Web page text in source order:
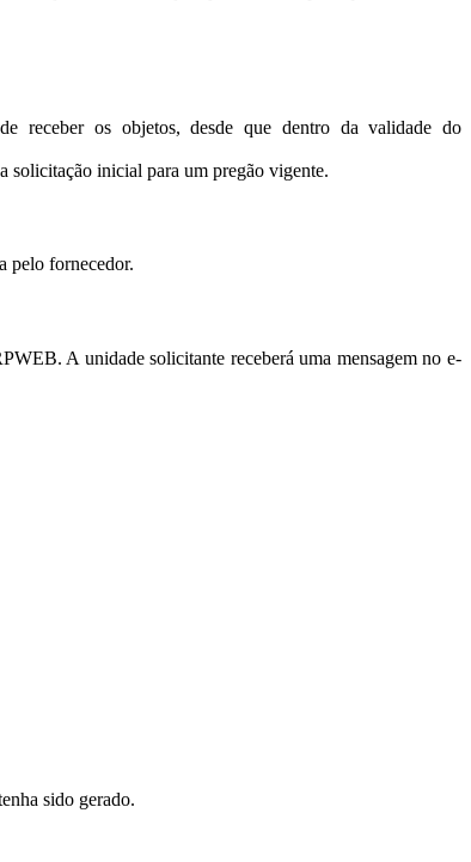
receber os objetos, desde que dentro da validade do
solicitação inicial para um pregão vigente.
pelo fornecedor.
A unidade solicitante receberá uma mensagem no e-
sido gerado.